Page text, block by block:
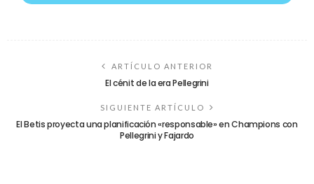
ARTÍCULO ANTERIOR
El cénit de la era Pellegrini
SIGUIENTE ARTÍCULO
El Betis proyecta una planificación «responsable» en Champions con
Pellegrini y Fajardo